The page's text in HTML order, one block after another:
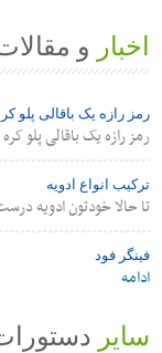
اخبار و
رمز رازه یک باقالی پلو
رمز رازه یک باقالی پلو
ترکیب انواع ادویه
تا حالا خودتون ادویه
فینگر فود
ادامه
سایر